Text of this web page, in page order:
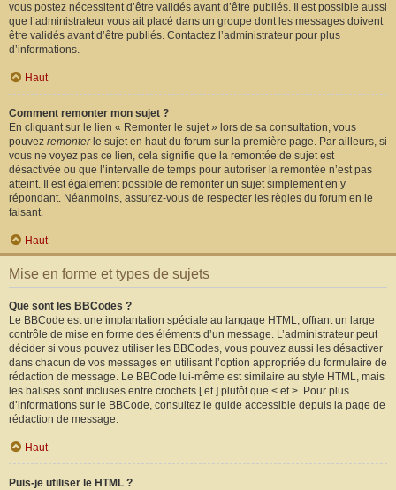
vous postez nécessitent d’être validés avant d’être publiés. Il est possible aussi
que l’administrateur vous ait placé dans un groupe dont les messages doivent
être validés avant d’être publiés. Contactez l’administrateur pour plus
d’informations.
Haut
Comment remonter mon sujet ?
En cliquant sur le lien « Remonter le sujet » lors de sa consultation, vous
pouvez remonterle sujet en haut du forum sur la première page. Par ailleurs, si
vous ne voyez pas ce lien, cela signifie que la remontée de sujet est
désactivée ou que l’intervalle de temps pour autoriser la remontée n’est pas
atteint. Il est également possible de remonter un sujet simplement en y
répondant. Néanmoins, assurez-vous de respecter les règles du forum en le
faisant.
Haut
Mise en forme et types de sujets
Que sont les BBCodes ?
Le BBCode est une implantation spéciale au langage HTML, offrant un large
contrôle de mise en forme des éléments d’un message. L’administrateur peut
décider si vous pouvez utiliser les BBCodes, vous pouvez aussi les désactiver
dans chacun de vos messages en utilisant l’option appropriée du formulaire de
rédaction de message. Le BBCode lui-même est similaire au style HTML, mais
les balises sont incluses entre crochets [ et ] plutôt que < et >. Pour plus
d’informations sur le BBCode, consultez le guide accessible depuis la page de
rédaction de message.
Haut
Puis-je utiliser le HTML ?